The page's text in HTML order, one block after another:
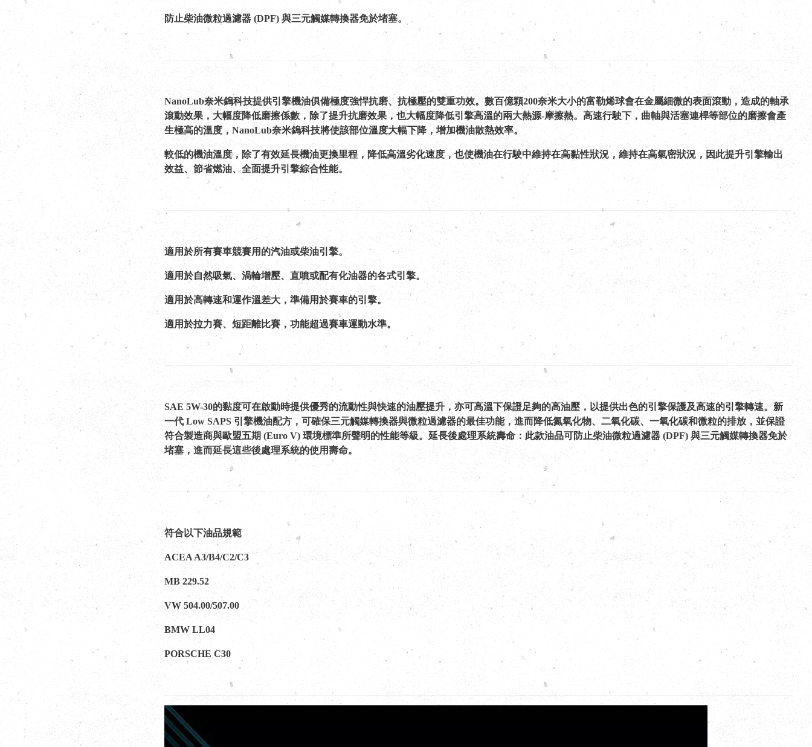
防止柴油微粒過濾器 (DPF) 與三元觸媒轉換器免於堵塞。
NanoLub奈米鎢科技提供引擎機油俱備極度強悍抗磨、抗極壓的雙重功效。數百億顆200奈米大小的富勒烯球會在金屬細微的表面滾動，造成的軸承
滾動效果，大幅度降低磨擦係數，除了提升抗磨效果，也大幅度降低引擎高溫的兩大熱源-摩擦熱。高速行駛下，曲軸與活塞連桿等部位的磨擦會產
生極高的溫度，NanoLub奈米鎢科技將使該部位溫度大幅下降，增加機油散熱效率。
較低的機油溫度，除了有效延長機油更換里程，降低高溫劣化速度，也使機油在行駛中維持在高黏性狀況，維持在高氣密狀況，因此提升引擎輸出
效益、節省燃油、全面提升引擎綜合性能。
適用於所有賽車競賽用的汽油或柴油引擎。
適用於自然吸氣、渦輪增壓、直噴或配有化油器的各式引擎。
適用於高轉速和運作溫差大，準備用於賽車的引擎。
適用於拉力賽、短距離比賽，功能超過賽車運動水準。
SAE 5W-30的黏度可在啟動時提供優秀的流動性與快速的油壓提升，亦可高溫下保證足夠的高油壓，以提供出色的引擎保護及高速的引擎轉速。新
一代 Low SAPS 引擎機油配方，可確保三元觸媒轉換器與微粒過濾器的最佳功能，進而降低氮氧化物、二氧化碳、一氧化碳和微粒的排放，並保證
符合製造商與歐盟五期 (Euro V) 環境標準所聲明的性能等級。延長後處理系統壽命：此款油品可防止柴油微粒過濾器 (DPF) 與三元觸媒轉換器免於
堵塞，進而延長這些後處理系統的使用壽命。
符合以下油品規範
ACEA A3/B4/C2/C3
MB 229.52
VW 504.00/507.00
BMW LL04
PORSCHE C30